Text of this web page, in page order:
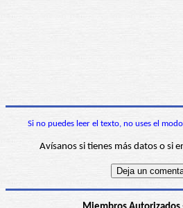
Si no puedes leer el texto, no uses el
Avísanos si tienes más datos o si